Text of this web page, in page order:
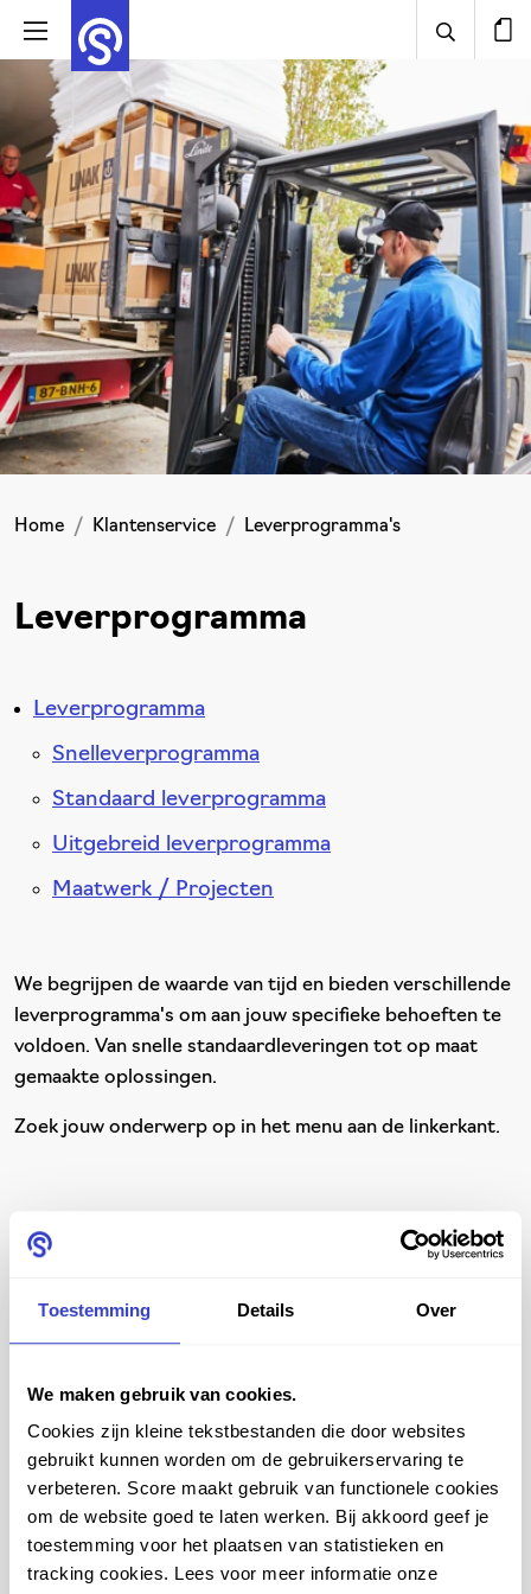
Toestemming Details Over
We maken gebruik van cookies.
Cookies zijn kleine tekstbestanden die door websites
gebruikt kunnen worden om de gebruikerservaring te
verbeteren. Score maakt gebruik van functionele cookies
om de website goed te laten werken. Bij akkoord geef je
toestemming voor het plaatsen van statistieken en
tracking cookies. Lees voor meer informatie onze
Home Klantenservice Leverprogramma's
Leverprogramma
Leverprogramma
Snelleverprogramma
Standaard leverprogramma
Uitgebreid leverprogramma
Maatwerk / Projecten
We begrijpen de waarde van tijd en bieden verschillende
leverprogramma's om aan jouw specifieke behoeften te
voldoen. Van snelle standaardleveringen tot op maat
gemaakte oplossingen.
Zoek jouw onderwerp op in het menu aan de linkerkant.
nieuws en blogs
Blog